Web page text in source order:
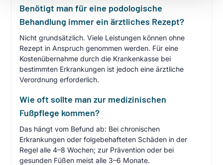
Benötigt man für eine podologische
Behandlung immer ein ärztliches Rezept?
Nicht grundsätzlich. Viele Leistungen können ohne
Rezept in Anspruch genommen werden. Für eine
Kostenübernahme durch die Krankenkasse bei
bestimmten Erkrankungen ist jedoch eine ärztliche
Verordnung erforderlich.
Wie oft sollte man zur medizinischen
Fußpflege kommen?
Das hängt vom Befund ab: Bei chronischen
Erkrankungen oder folgebehafteten Schäden in der
Regel alle 4–8 Wochen; zur Prävention oder bei
gesunden Füßen meist alle 3–6 Monate.